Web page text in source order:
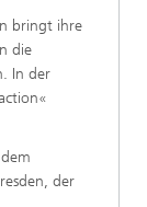
bringt ihre
die
In der
der